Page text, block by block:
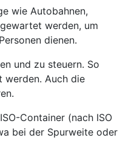
wie Autobahnen,
werden, um
dienen.
und zu steuern. So
werden. Auch die
Container (nach ISO
bei der Spurweite oder